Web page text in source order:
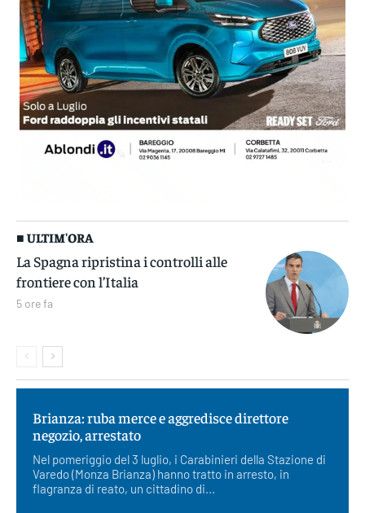
■ ULTIM'ORA
La Spagna ripristina i controlli alle
frontiere con l’Italia
5 ore fa
Brianza: ruba merce e aggredisce direttore
negozio, arrestato
Nel pomeriggio del 3 luglio, i Carabinieri della Stazione di
Varedo (Monza Brianza) hanno tratto in arresto, in
flagranza di reato, un cittadino di...